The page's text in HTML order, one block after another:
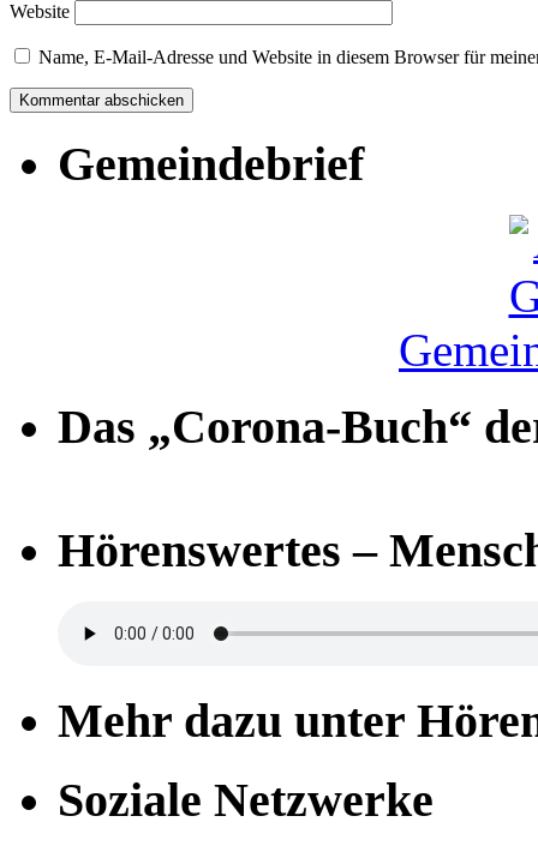
Website
Name, E-Mail-Adresse und Website in diesem Browser für
Gemeindebrief
Das „Corona-Buch“
Hörenswertes –
Mehr dazu unter
Soziale Netzwerke